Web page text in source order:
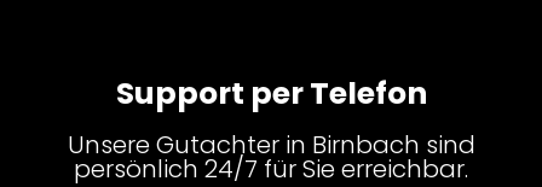
Support per Telefon
Unsere Gutachter in Birnbach sind
persönlich 24/7 für Sie erreichbar.